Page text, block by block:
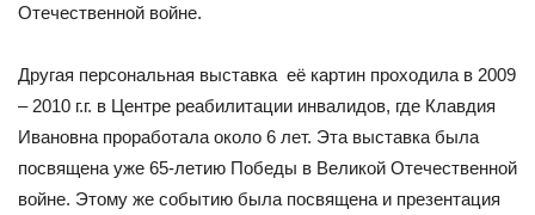
Отечественной войне.
Другая персональная выставка её картин проходила в 2009
– 2010 г.г. в Центре реабилитации инвалидов, где Клавдия
Ивановна проработала около 6 лет. Эта выставка была
посвящена уже 65-летию Победы в Великой Отечественной
войне. Этому же событию была посвящена и презентация